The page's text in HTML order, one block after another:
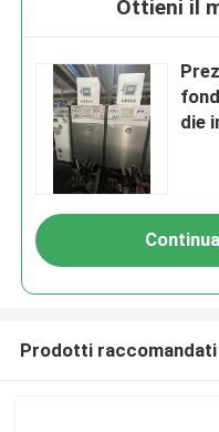
Ottieni il
die
Continua
Prodotti raccomandati